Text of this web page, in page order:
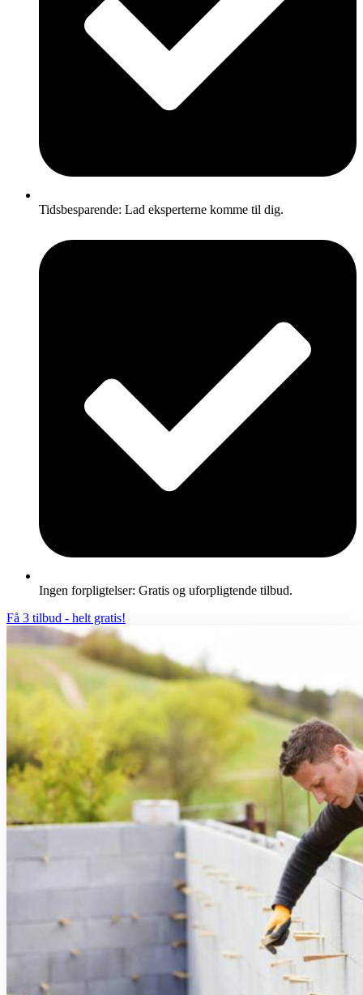
Tidsbesparende: Lad eksperterne komme til dig.
Ingen forpligtelser: Gratis og uforpligtende tilbud.
Få 3 tilbud - helt gratis!